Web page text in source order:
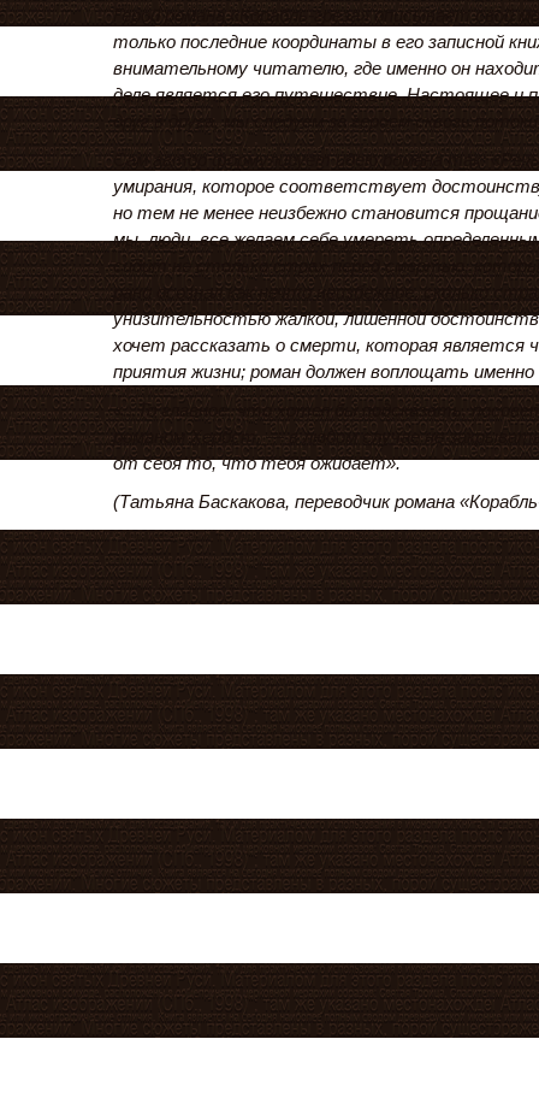
Герой романа «Корабль-греза» описывает свой
только последние координаты в его записной
внимательному читателю, где именно он
деле является его путешествие. Настоящее и
друг в друга, мы следуем за героем сквозь
Сам автор формулирует идею романа так:
умирания, которое соответствует
но тем не менее неизбежно становится
мы, люди, все желаем себе умереть
сидит не столько страх перед смертью,
рано осознал как нечто неизбежное, сколько
унизительностью жалкой, лишенной
хочет рассказать о смерти, которая является
приятия жизни; роман должен воплощать
«...То главное, что хотел бы подсказать,
романом Хербст, — в любом случае не
от себя то, что тебя ожидает».
(Татьяна Баскакова, переводчик романа